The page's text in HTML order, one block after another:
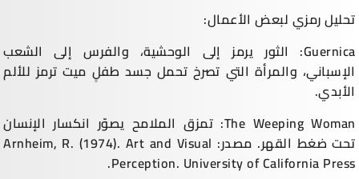
تحليل رمزي لبعض الأعمال:
Guernica: الثور يرمز إلى الوحشية، والفرس إلى الشعب
الإسباني، والمرأة التي تصرخ تحمل جسد طفلٍ ميت ترمز للألم
الأبدي.
The Weeping Woman: تمزق الملامح يصوّر انكسار الإنسان
تحت ضغط القهر. مصدر: Arnheim, R. (1974). Art and Visual
Perception. University of California Press.